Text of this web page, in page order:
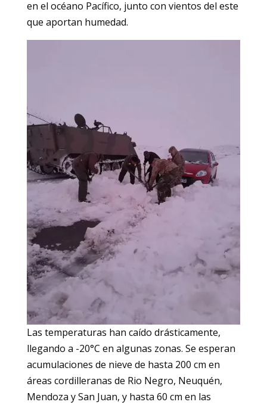
en el océano Pacífico, junto con vientos del este
que aportan humedad.
Las temperaturas han caído drásticamente,
llegando a -20°C en algunas zonas. Se esperan
acumulaciones de nieve de hasta 200 cm en
áreas cordilleranas de Rio Negro, Neuquén,
Mendoza y San Juan, y hasta 60 cm en las